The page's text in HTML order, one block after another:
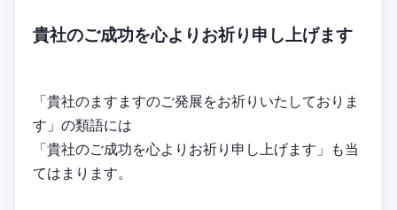
貴社のご成功を心よりお祈り申し上げます
「貴社のますますのご発展をお祈りいたしておりま
す」の類語には
「貴社のご成功を心よりお祈り申し上げます」も当
てはまります。